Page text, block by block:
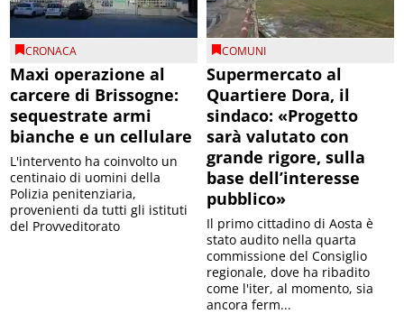
CRONACA
Maxi operazione al
carcere di Brissogne:
sequestrate armi
bianche e un cellulare
L'intervento ha coinvolto un
centinaio di uomini della
Polizia penitenziaria,
provenienti da tutti gli istituti
del Provveditorato
COMUNI
Supermercato al
Quartiere Dora, il
sindaco: «Progetto
sarà valutato con
grande rigore, sulla
base dell’interesse
pubblico»
Il primo cittadino di Aosta è
stato audito nella quarta
commissione del Consiglio
regionale, dove ha ribadito
come l'iter, al momento, sia
ancora ferm...